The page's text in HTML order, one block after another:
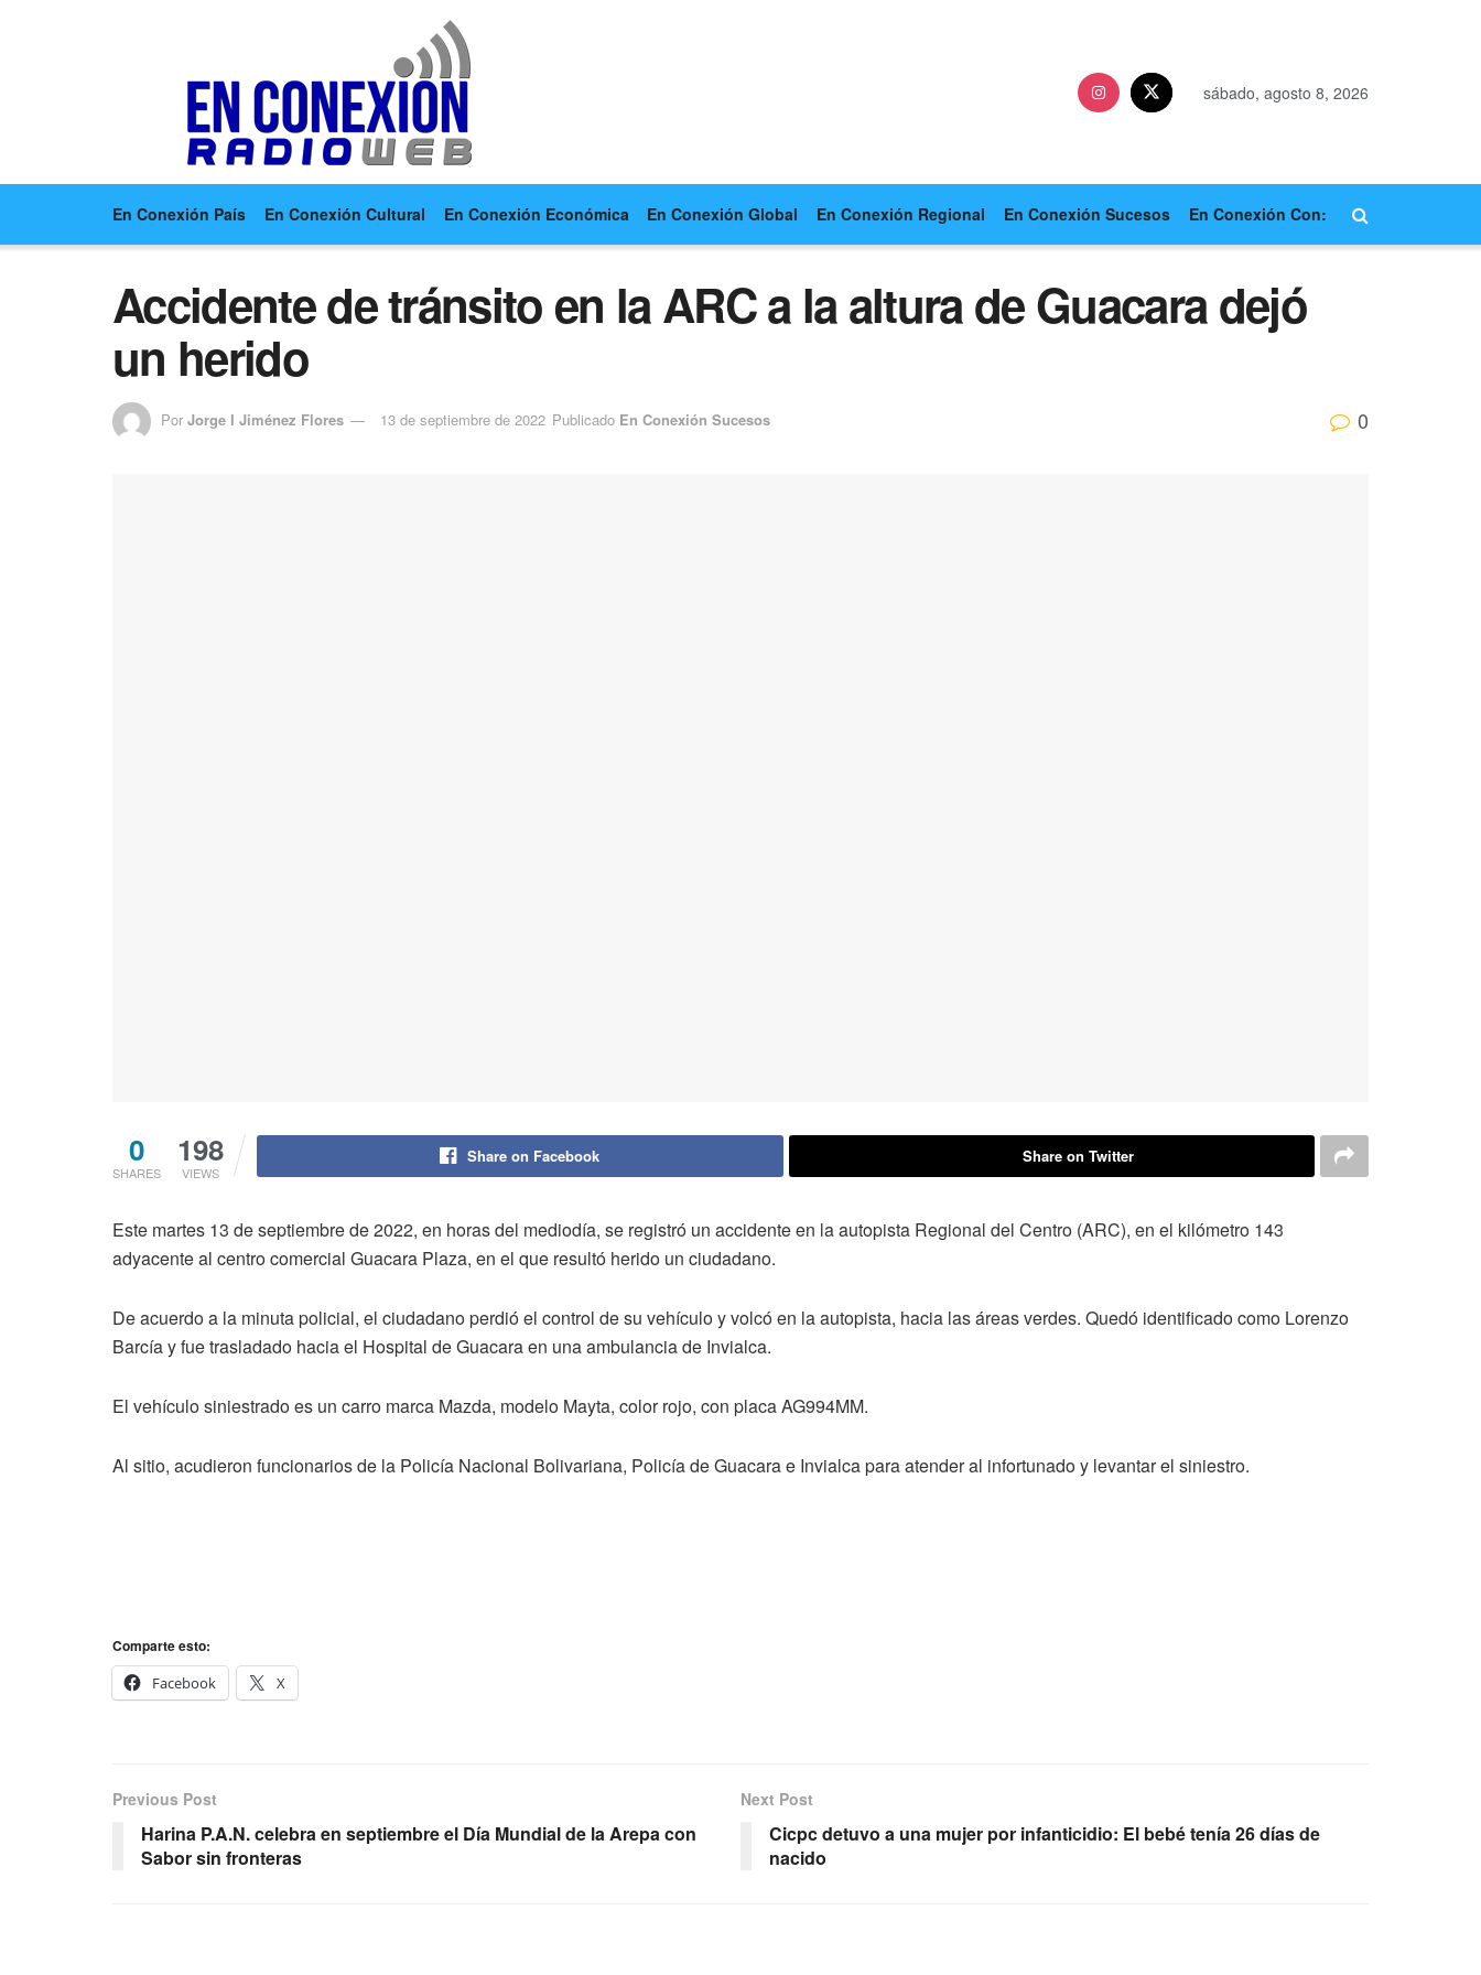
sábado, agosto 8, 2026
En Conexión País En Conexión Cultural En Conexión Económica En Conexión Global En Conexión Regional En Conexión Sucesos En Conexión Con:
Accidente de tránsito en la ARC a la altura de Guacara dejó
un herido
Por Jorge I Jiménez Flores 13 de septiembre de 2022 Publicado En Conexión Sucesos 0
0
SHARES
198
VIEWS
Share on Facebook Share on Twitter
Este martes 13 de septiembre de 2022, en horas del mediodía, se registró un accidente en la autopista Regional del Centro (ARC), en el kilómetro 143
adyacente al centro comercial Guacara Plaza, en el que resultó herido un ciudadano.
De acuerdo a la minuta policial, el ciudadano perdió el control de su vehículo y volcó en la autopista, hacia las áreas verdes. Quedó identificado como Lorenzo
Barcía y fue trasladado hacia el Hospital de Guacara en una ambulancia de Invialca.
El vehículo siniestrado es un carro marca Mazda, modelo Mayta, color rojo, con placa AG994MM.
Al sitio, acudieron funcionarios de la Policía Nacional Bolivariana, Policía de Guacara e Invialca para atender al infortunado y levantar el siniestro.
Comparte esto:
Facebook
X
Previous Post
Harina P.A.N. celebra en septiembre el Día Mundial de la Arepa con
Sabor sin fronteras
Next Post
Cicpc detuvo a una mujer por infanticidio: El bebé tenía 26 días de
nacido